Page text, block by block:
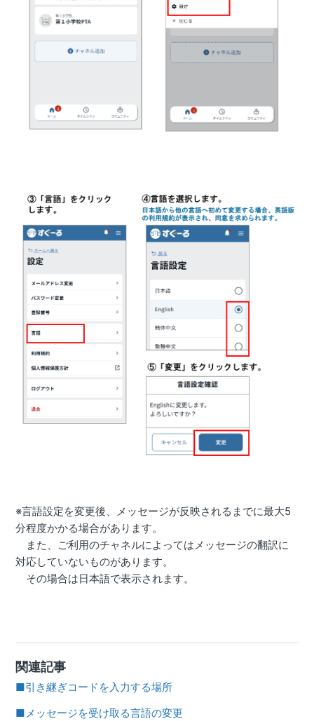
※言語設定を変更後、メッセージが反映されるまでに最大5
分程度かかる場合があります。
また、ご利用のチャネルによってはメッセージの翻訳に
対応していないものがあります。
その場合は日本語で表示されます。
関連記事
■引き継ぎコードを入力する場所
■メッセージを受け取る言語の変更